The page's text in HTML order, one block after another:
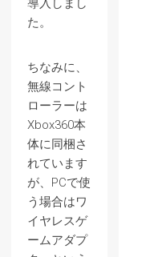
導入しまし
た。
ちなみに、
無線コント
ローラーは
Xbox360本
体に同梱さ
れています
が、PCで使
う場合はワ
イヤレスゲ
ームアダプ